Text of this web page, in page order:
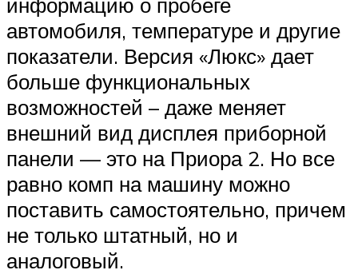
автомобиля, температуре и другие
показатели. Версия «Люкс» дает
больше функциональных
возможностей – даже меняет
внешний вид дисплея приборной
панели — это на Приора 2. Но все
равно комп на машину можно
поставить самостоятельно, причем
не только штатный, но и
аналоговый.